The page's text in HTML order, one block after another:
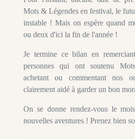
Mots & Légendes en festival, le
instable ! Mais on espère quand
ou deux d'ici la fin de l'année !
Je termine ce bilan en
personnes qui ont soutenu
achetant ou commentant nos
clairement aidé à garder un bon
On se donne rendez-vous le
nouvelles aventures ! Prenez bien